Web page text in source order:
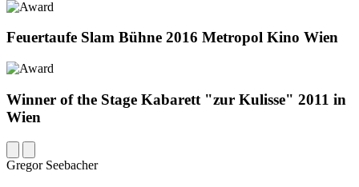
Feuertaufe Slam Bühne 2016 Metropol Kino Wien
Winner of the Stage Kabarett "zur Kulisse" 2011 in
Wien
Gregor Seebacher